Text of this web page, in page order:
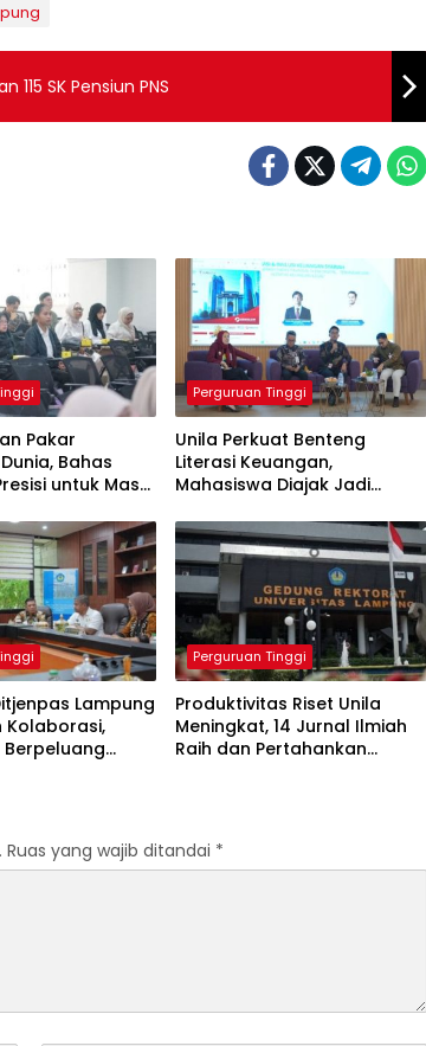
SK Pensiun PNS
Pakar
Bahas
untuk Masa
Perguruan Tinggi
Unila Perkuat Benteng
Literasi Keuangan,
Mahasiswa Diajak Jadi
Lampung
Kolaborasi,
Perguruan Tinggi
Produktivitas Riset Unila
Meningkat, 14 Jurnal Ilmiah
Raih dan Pertahankan
Ruas yang wajib ditandai *